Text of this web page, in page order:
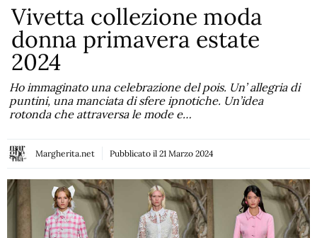
Vivetta collezione moda
donna primavera estate
2024
Ho immaginato una celebrazione del pois. Un’ allegria di
puntini, una manciata di sfere ipnotiche. Un’idea
rotonda che attraversa le mode e…
Margherita.net Pubblicato il 21 Marzo 2024